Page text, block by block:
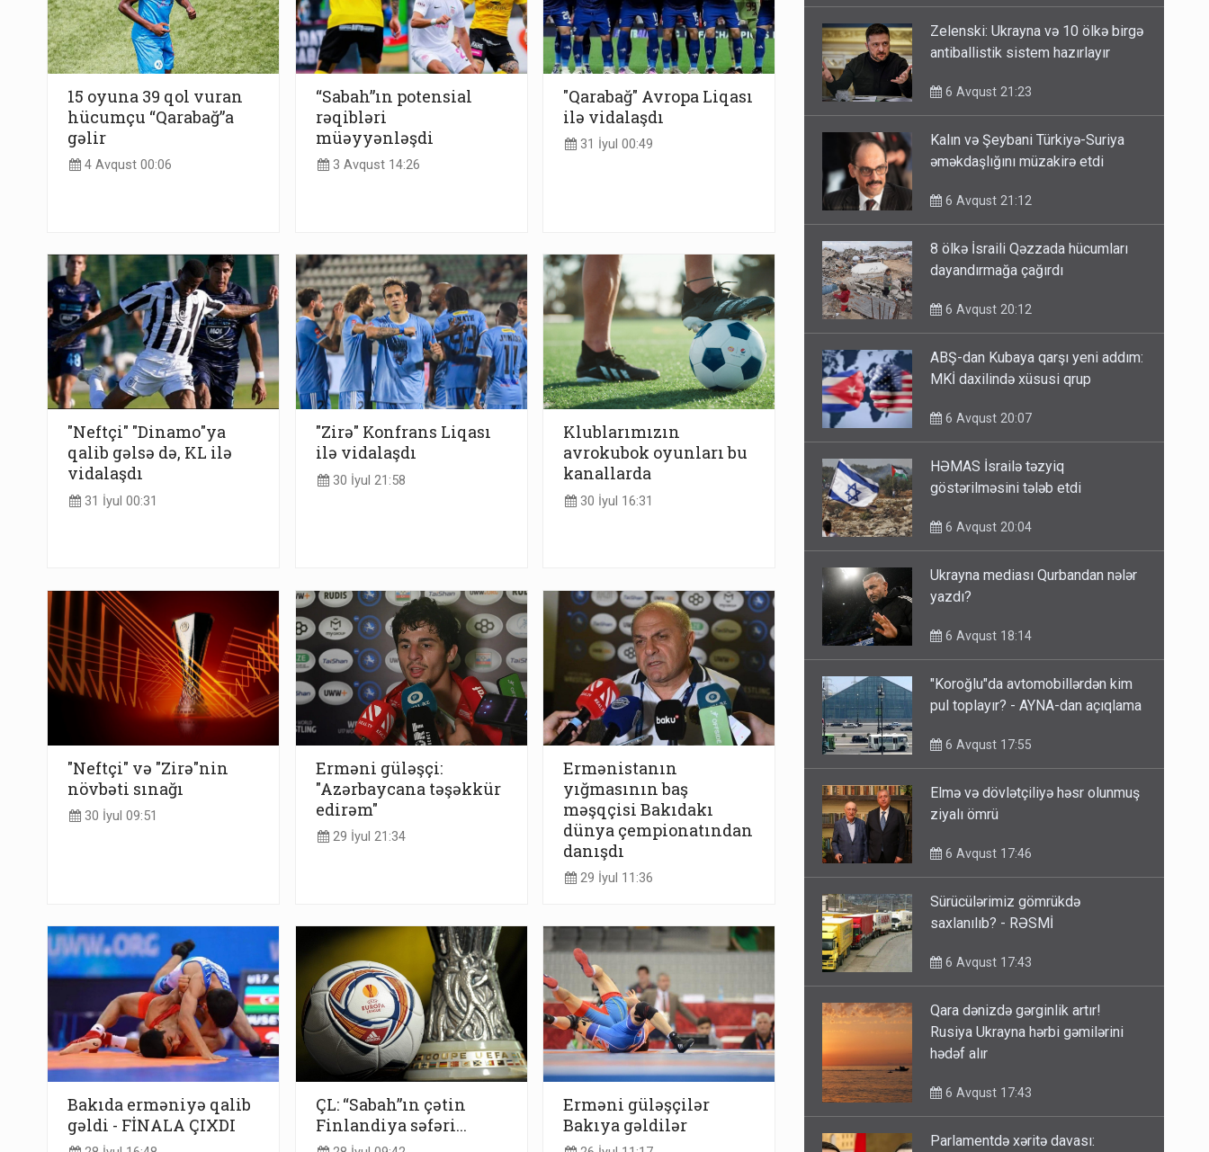
15 oyuna 39 qol vuran
hücumçu “Qarabağ”a
gəlir
4 Avqust 00:06
“Sabah”ın potensial
rəqibləri
müəyyənləşdi
3 Avqust 14:26
"Qarabağ" Avropa Liqası
ilə vidalaşdı
31 İyul 00:49
"Neftçi" "Dinamo"ya
qalib gəlsə də, KL ilə
vidalaşdı
31 İyul 00:31
"Zirə" Konfrans Liqası
ilə vidalaşdı
30 İyul 21:58
Klublarımızın
avrokubok oyunları bu
kanallarda
30 İyul 16:31
"Neftçi" və "Zirə"nin
növbəti sınağı
30 İyul 09:51
Erməni güləşçi:
"Azərbaycana təşəkkür
edirəm"
29 İyul 21:34
Ermənistanın
yığmasının baş
məşqçisi Bakıdakı
dünya çempionatından
danışdı
29 İyul 11:36
Bakıda erməniyə qalib
gəldi - FİNALA ÇIXDI
ÇL: “Sabah”ın çətin
Finlandiya səfəri...
Erməni güləşçilər
Bakıya gəldilər
Zelenski: Ukrayna və 10 ölkə birgə
antiballistik sistem hazırlayır
6 Avqust 21:23
Kalın və Şeybani Türkiyə-Suriya
əməkdaşlığını müzakirə etdi
6 Avqust 21:12
8 ölkə İsraili Qəzzada hücumları
dayandırmağa çağırdı
6 Avqust 20:12
ABŞ-dan Kubaya qarşı yeni addım:
MKİ daxilində xüsusi qrup
6 Avqust 20:07
HƏMAS İsrailə təzyiq
göstərilməsini tələb etdi
6 Avqust 20:04
Ukrayna mediası Qurbandan nələr
yazdı?
6 Avqust 18:14
"Koroğlu"da avtomobillərdən kim
pul toplayır? - AYNA-dan açıqlama
6 Avqust 17:55
Elmə və dövlətçiliyə həsr olunmuş
ziyalı ömrü
6 Avqust 17:46
Sürücülərimiz gömrükdə
saxlanılıb? - RƏSMİ
6 Avqust 17:43
Qara dənizdə gərginlik artır!
Rusiya Ukrayna hərbi gəmilərini
hədəf alır
6 Avqust 17:43
Parlamentdə xəritə davası: